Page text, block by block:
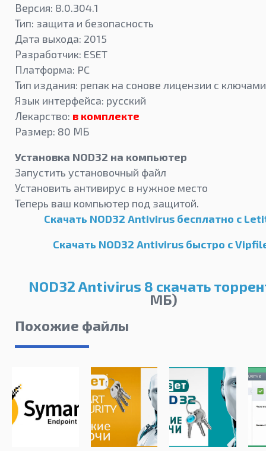
Версия: 8.0.304.1
Тип: защита и безопасность
Дата выхода: 2015
Разработчик: ESET
Платформа: PC
Тип издания: репак на сонове лицензии с ключами
Язык интерфейса: русский
Лекарство: в комплекте
Размер: 80 МБ
Установка NOD32 на компьютер
Запустить установочный файл
Установить антивирус в нужное место
Теперь ваш компьютер под защитой.
Скачать NOD32 Antivirus бесплатно с
Скачать NOD32 Antivirus быстро с
NOD32 Antivirus 8 скачать
МБ)
Похожие файлы